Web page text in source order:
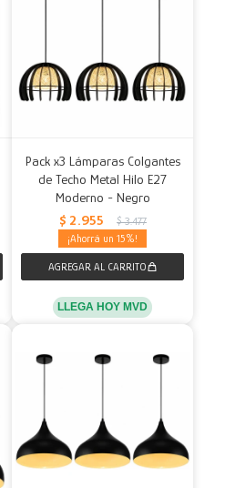
Pack x3 Lámparas Colgantes
de Techo Metal Hilo E27
Moderno - Negro
$ 2.955 $ 3.477
15
LLEGA HOY MVD